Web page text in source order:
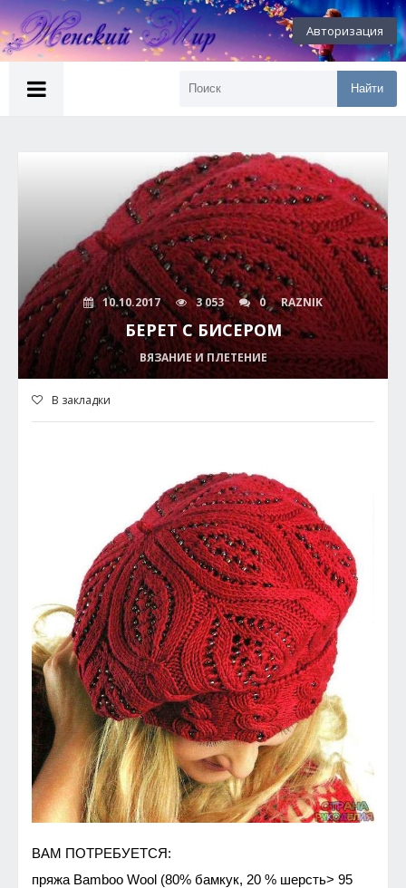
Авторизация
Найти
10.10.2017 3 053 0 RAZNIK
БЕРЕТ С БИСЕРОМ
ВЯЗАНИЕ И ПЛЕТЕНИЕ
В закладки
ВАМ ПОТРЕБУЕТСЯ:
пряжа Bamboo Wool (80% бамкук, 20 % шерсть> 95